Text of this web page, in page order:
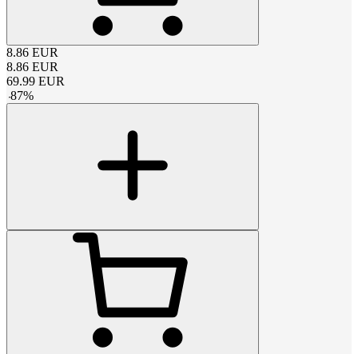
8.86 EUR
8.86 EUR
69.99 EUR
-87%